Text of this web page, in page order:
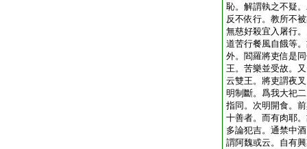
恥。解謂執之不疑
反不依行。教所不
無慈好殺宜入屠行
道苦行餐風自餓等
外。閻羅將吏信是
王。苦樂並受故。
云雙王。將吏謂夜
明制斷。爲我大祀
指同。次明開食。
十善者。而有肉耶
多論犯吉。通禁中
謂阿魏或云。自有